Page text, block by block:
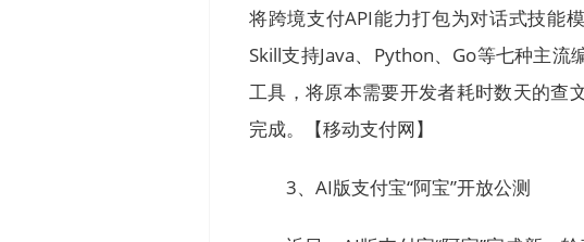
将跨境支付API能力打包为对话式技能
Skill支持Java、Python、Go等七种主
工具，将原本需要开发者耗时数天的查
完成。【移动支付网】
3、AI版支付宝“阿宝”开放公测